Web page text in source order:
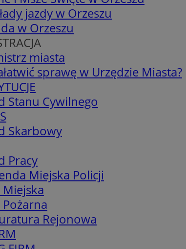
jazdy w Orzeszu
w Orzeszu
miasta
sprawę w Urzędzie Miasta?
Stanu Cywilnego
Skarbowy
Pracy
Miejska Policji
Miejska
Pożarna
Rejonowa